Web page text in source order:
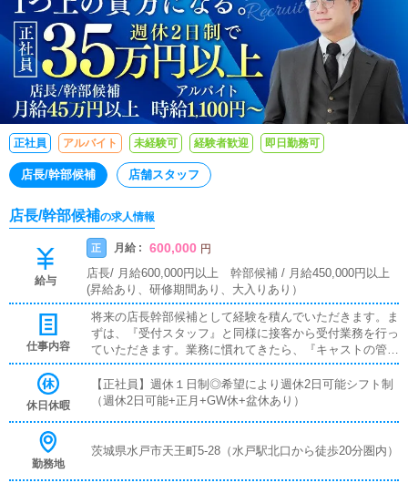
正社員 アルバイト 未経験可 経験者歓迎 即日勤務可
店長/幹部候補 店舗スタッフ
店長/幹部候補の求人情報
給与
正 月給 : 600,000 円
店長/ 月給600,000円以上 幹部候補 / 月給450,000円以上
(昇給あり、研修期間あり、大入りあり）
仕事内容
将来の店長幹部候補として経験を積んでいただきます。ま
ずは、『受付スタッフ』と同様に接客から受付業務を行っ
ていただきます。業務に慣れてきたら、『キャストの管
理』や『経営に関わる業務』を順に覚えていただきます。
早い方だと１年ぐらいで、店長として新しい店舗の運営を
お任せします。■対面接客・受付業務お客様からのお問合
す。簡単なマニュアルや、先輩スタッフに付いて業務内容
休日休暇
【正社員】週休１日制◎希望により週休2日可能シフト制
（週休2日可能+正月+GW休+盆休あり）
勤務地
茨城県水戸市天王町5-28（水戸駅北口から徒歩20分圏内）